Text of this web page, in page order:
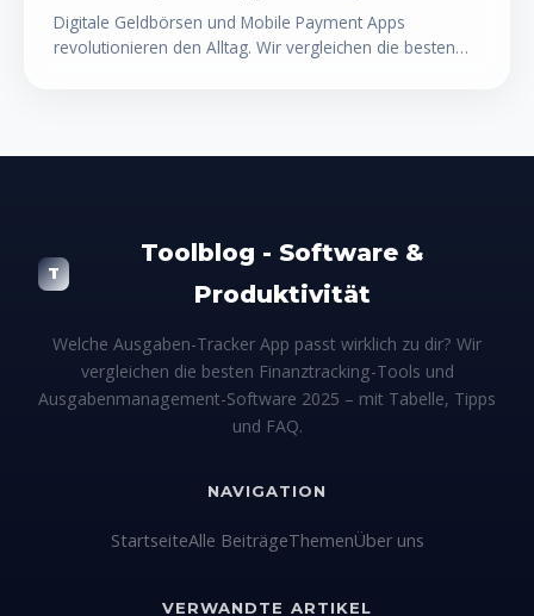
Digitale Geldbörsen und Mobile Payment Apps
revolutionieren den Alltag. Wir vergleichen die besten
T
Toolblog - Software &
Produktivität
Welche Ausgaben-Tracker App passt wirklich zu dir? Wir
vergleichen die besten Finanztracking-Tools und
Ausgabenmanagement-Software 2025 – mit Tabelle, Tipps
und FAQ.
NAVIGATION
StartseiteAlle BeiträgeThemenÜber uns
VERWANDTE ARTIKEL